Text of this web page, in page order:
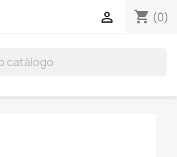
shopping_cart (0)
